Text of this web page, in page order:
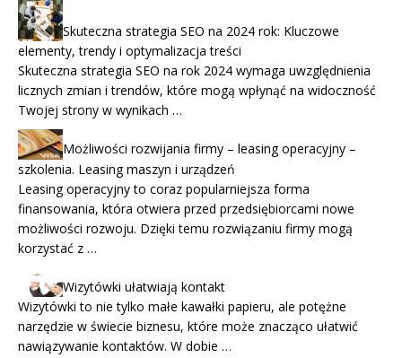
Skuteczna strategia SEO na 2024 rok: Kluczowe
elementy, trendy i optymalizacja treści
Skuteczna strategia SEO na rok 2024 wymaga uwzględnienia
licznych zmian i trendów, które mogą wpłynąć na widoczność
Twojej strony w wynikach …
Możliwości rozwijania firmy – leasing operacyjny –
szkolenia. Leasing maszyn i urządzeń
Leasing operacyjny to coraz popularniejsza forma
finansowania, która otwiera przed przedsiębiorcami nowe
możliwości rozwoju. Dzięki temu rozwiązaniu firmy mogą
korzystać z …
Wizytówki ułatwiają kontakt
Wizytówki to nie tylko małe kawałki papieru, ale potężne
narzędzie w świecie biznesu, które może znacząco ułatwić
nawiązywanie kontaktów. W dobie …